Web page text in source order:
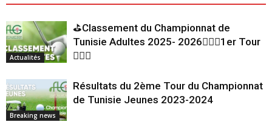
Actualités
⛳Classement du Championnat de
Tunisie Adultes 2025- 2026🏌🏻‍♂️1er Tour
🏌🏻‍♂️
Breaking news
Résultats du 2ème Tour du Championnat
de Tunisie Jeunes 2023-2024